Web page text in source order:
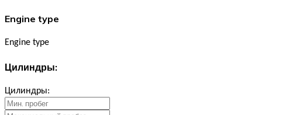
Engine type
Engine type
Цилиндры:
Цилиндры: